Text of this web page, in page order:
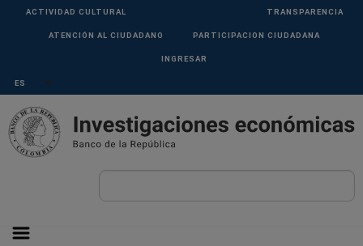
Pasar al contenido principal
Menu
Superior
ACTIVIDAD CULTURAL TRANSPARENCIA
ATENCIÓN AL CIUDADANO PARTICIPACION CIUDADANA
INGRESAR
Select your language